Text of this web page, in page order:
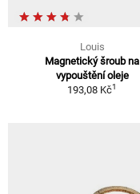
Louis
Magnetický šroub na
vypouštění oleje
193,08 Kč1